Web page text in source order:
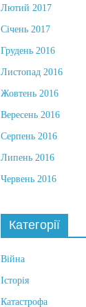
Лютий 2017
Січень 2017
Грудень 2016
Листопад 2016
Жовтень 2016
Вересень 2016
Серпень 2016
Липень 2016
Червень 2016
Категорії
Війна
Історія
Катастрофа